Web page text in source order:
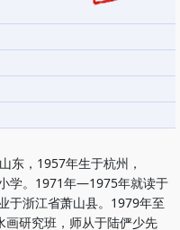
东，1957年生于杭州，
学。1971年—1975年就读于
于浙江省萧山县。1979年至
画研究班，师从于陆俨少先